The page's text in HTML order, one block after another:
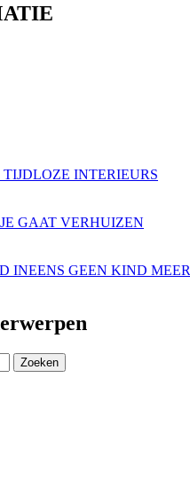
INTERIEURS
GAAT VERHUIZEN
INEENS GEEN KIND MEER